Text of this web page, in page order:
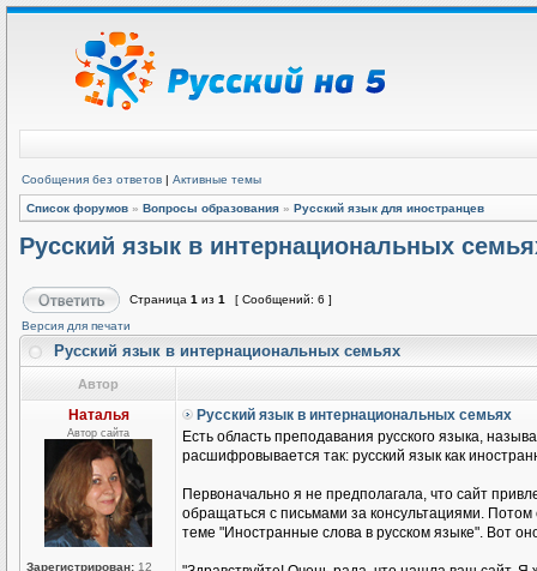
Сообщения без ответов | Активные темы
Список форумов » Вопросы образования » Русский язык для иностранцев
Русский язык в интернациональных
Страница 1 из 1
[ Сообщений: 6 ]
Версия для печати
Русский язык в интернациональных семьях
Автор
Наталья
Автор сайта
Зарегистрирован: 12
Русский язык в интернациональных семьях
Есть область преподавания русского языка,
расшифровывается так: русский язык как
Первоначально я не предполагала, что сайт
обращаться с письмами за консультациями.
теме "Иностранные слова в русском языке". Вот